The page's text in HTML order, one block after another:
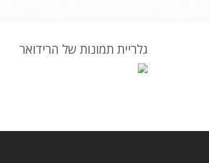
גלריית תמונות של הרידואר